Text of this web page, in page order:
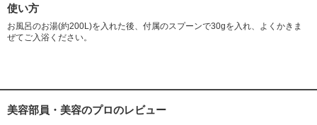
使い方
お風呂のお湯(約200L)を入れた後、付属のスプーンで30gを入れ、よくかきま
ぜてご入浴ください。
美容部員・美容のプロのレビュー